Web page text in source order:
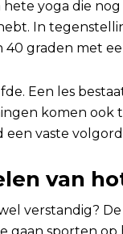
hete yoga die
In
40 graden met
Een les
komen ook
een vaste
van
verstandig?